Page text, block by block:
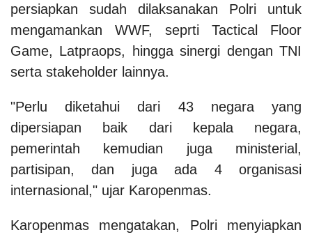
persiapkan sudah dilaksanakan Polri untuk
mengamankan WWF, seprti Tactical Floor
Game, Latpraops, hingga sinergi dengan TNI
serta stakeholder lainnya.
"Perlu diketahui dari 43 negara yang
dipersiapan baik dari kepala negara,
pemerintah kemudian juga ministerial,
partisipan, dan juga ada 4 organisasi
internasional," ujar Karopenmas.
Karopenmas mengatakan, Polri menyiapkan